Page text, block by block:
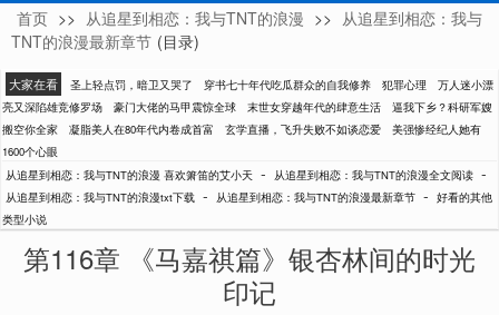
喜欢箫笛的艾小天
首页 >> 从追星到相恋：我与TNT的浪漫 >> 从追星到相恋：我与
TNT的浪漫最新章节 (目录)
大家在看 圣上轻点罚，暗卫又哭了 穿书七十年代吃瓜群众的自我修养 犯罪心理
万人迷小漂
亮又深陷雄竞修罗场
豪门大佬的马甲震惊全球 末世女穿越年代的肆意生活
逼我下乡？科研军嫂
搬空你全家
凝脂美人在80年代内卷成首富 玄学直播，飞升失败不如谈恋爱
美强惨经纪人她有
1600个心眼
从追星到相恋：我与TNT的浪漫 喜欢箫笛的艾小天 - 从追星到相恋：我与TNT的浪漫全文阅读 -
从追星到相恋：我与TNT的浪漫txt下载 - 从追星到相恋：我与TNT的浪漫最新章节 - 好看的其他
类型小说
第116章 《马嘉祺篇》银杏林间的时光
印记